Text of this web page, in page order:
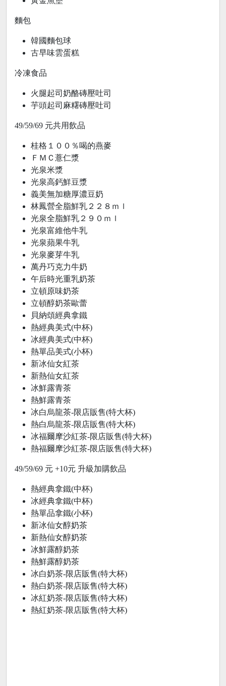
麵包
韓國麵包球
古早味雲蛋糕
冷凍食品
火腿起司奶酪磚壓吐司
芋頭起司麻糬磚壓吐司
49/59/69 元共用飲品
桂格１００％喝的燕麥
ＦＭＣ薏仁漿
光泉米漿
光泉高鈣鮮豆漿
義美無加糖厚濃豆奶
林鳳營全脂鮮乳２２８ｍｌ
光泉全脂鮮乳２９０ｍｌ
光泉富維他牛乳
光泉蘋果牛乳
光泉麥芽牛乳
萬丹巧克力牛奶
午后時光重乳奶茶
立頓原味奶茶
立頓醇奶茶歐蕾
貝納頌經典拿鐵
熱經典美式(中杯)
冰經典美式(中杯)
熱單品美式(小杯)
新冰仙女紅茶
新熱仙女紅茶
冰鮮露青茶
熱鮮露青茶
冰白烏龍茶-限店販售(特大杯)
熱白烏龍茶-限店販售(特大杯)
冰福爾摩沙紅茶-限店販售(特大杯)
熱福爾摩沙紅茶-限店販售(特大杯)
49/59/69 元 +10元 升級加購飲品
熱經典拿鐵(中杯)
冰經典拿鐵(中杯)
熱單品拿鐵(小杯)
新冰仙女醇奶茶
新熱仙女醇奶茶
冰鮮露醇奶茶
熱鮮露醇奶茶
冰白奶茶-限店販售(特大杯)
熱白奶茶-限店販售(特大杯)
冰紅奶茶-限店販售(特大杯)
熱紅奶茶-限店販售(特大杯)